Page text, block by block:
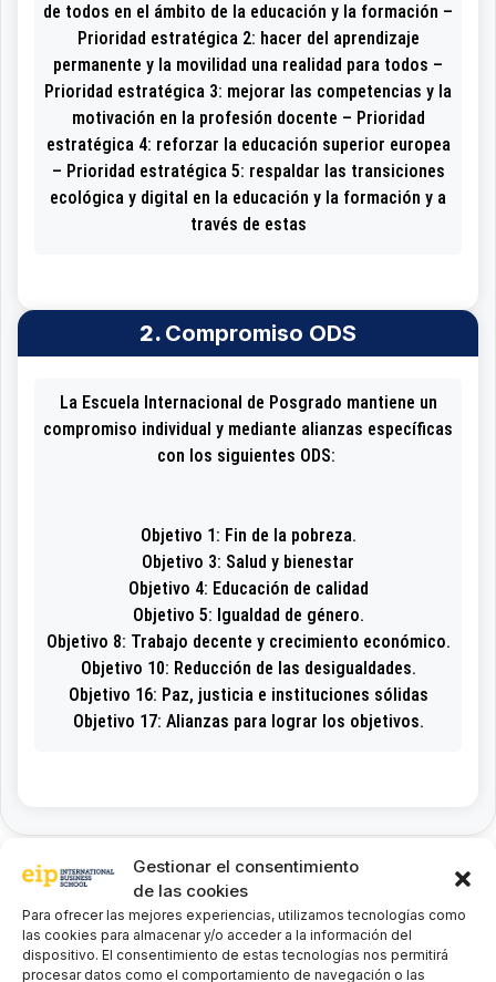
Gestionar el consentimiento
de las cookies
Para ofrecer las mejores experiencias, utilizamos tecnologías como
las cookies para almacenar y/o acceder a la información del
dispositivo. El consentimiento de estas tecnologías nos permitirá
procesar datos como el comportamiento de navegación o las
de todos en el ámbito de la educación y la formación –
Prioridad estratégica 2: hacer del aprendizaje
permanente y la movilidad una realidad para todos –
Prioridad estratégica 3: mejorar las competencias y la
motivación en la profesión docente – Prioridad
estratégica 4: reforzar la educación superior europea
– Prioridad estratégica 5: respaldar las transiciones
ecológica y digital en la educación y la formación y a
través de estas
2. Compromiso ODS
La Escuela Internacional de Posgrado mantiene un
compromiso individual y mediante alianzas específicas
con los siguientes ODS:
Objetivo 1: Fin de la pobreza.
Objetivo 3: Salud y bienestar
Objetivo 4: Educación de calidad
Objetivo 5: Igualdad de género.
Objetivo 8: Trabajo decente y crecimiento económico.
Objetivo 10: Reducción de las desigualdades.
Objetivo 16: Paz, justicia e instituciones sólidas
Objetivo 17: Alianzas para lograr los objetivos.
Procedimientos